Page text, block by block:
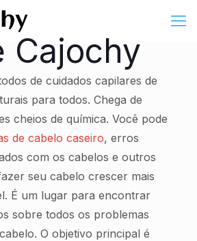
Cajochy
de cuidados capilares de
para todos. Chega de
cheios de química. Você pode
de cabelo caseiro, erros
com os cabelos e outros
seu cabelo crescer mais
É um lugar para encontrar
sobre todos os problemas
O objetivo principal é